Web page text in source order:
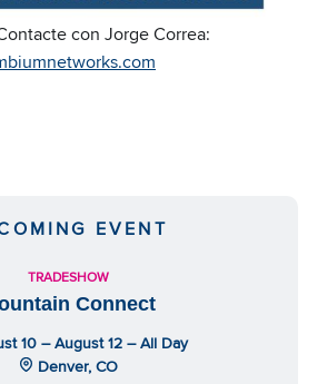
con Jorge Correa:
EVENT
TRADESHOW
Connect
10 – August 12 – All Day
Denver, CO